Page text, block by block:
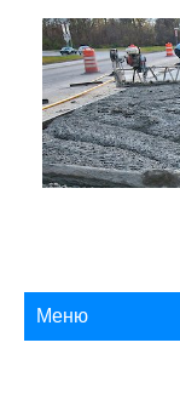
Перейти
содержимому
Меню